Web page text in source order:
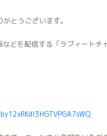
とうございます。
どを配信する「ラブィートチ